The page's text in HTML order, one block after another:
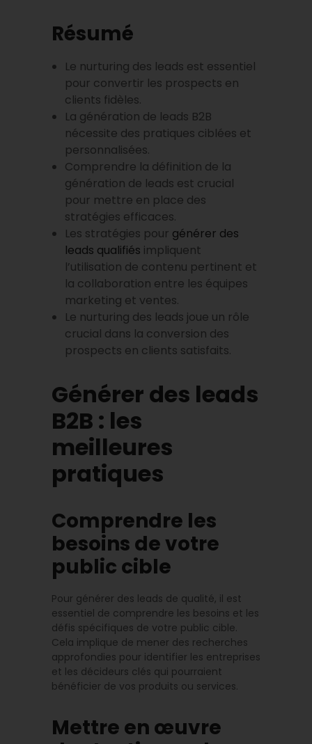
Résumé
Le nurturing des leads est essentiel
pour convertir les prospects en
clients fidèles.
La génération de leads B2B
nécessite des pratiques ciblées et
personnalisées.
Comprendre la définition de la
génération de leads est crucial
pour mettre en place des
stratégies efficaces.
Les stratégies pour générer des
leads qualifiés impliquent
l’utilisation de contenu pertinent et
la collaboration entre les équipes
marketing et ventes.
Le nurturing des leads joue un rôle
crucial dans la conversion des
prospects en clients satisfaits.
Générer des leads
B2B : les
meilleures
pratiques
Comprendre les
besoins de votre
public cible
Pour générer des leads de qualité, il est
essentiel de comprendre les besoins et les
défis spécifiques de votre public cible.
Cela implique de mener des recherches
approfondies pour identifier les entreprises
et les décideurs clés qui pourraient
bénéficier de vos produits ou services.
Mettre en œuvre